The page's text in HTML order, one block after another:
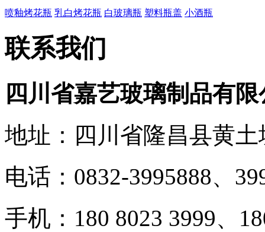
喷釉烤花瓶 乳白烤花瓶 白玻璃瓶 塑料瓶盖 小酒瓶
联系我们
四川省嘉艺玻璃制品有限
地址：四川省隆昌县黄
电话：0832-3995888、
手机：180 8023 3999、